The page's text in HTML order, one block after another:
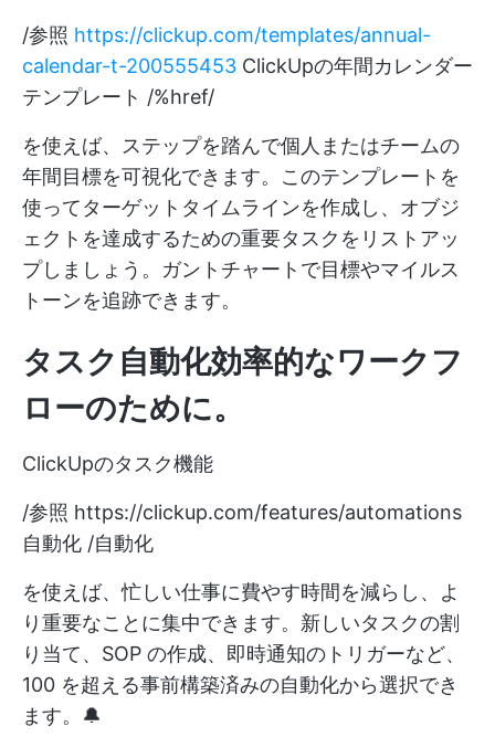
/参照 https://clickup.com/templates/annual-
calendar-t-200555453 ClickUpの年間カレンダー
テンプレート /%href/
を使えば、ステップを踏んで個人またはチームの
年間目標を可視化できます。このテンプレートを
使ってターゲットタイムラインを作成し、オブジ
ェクトを達成するための重要タスクをリストアッ
プしましょう。ガントチャートで目標やマイルス
トーンを追跡できます。
タスク 自動化効率的なワークフ
ローのために。
ClickUpのタスク機能
/参照 https://clickup.com/features/automations
自動化 /自動化
を使えば、忙しい仕事に費やす時間を減らし、よ
り重要なことに集中できます。新しいタスクの割
り当て、SOP の作成、即時通知のトリガーなど、
100 を超える事前構築済みの自動化から選択でき
ます。🔔